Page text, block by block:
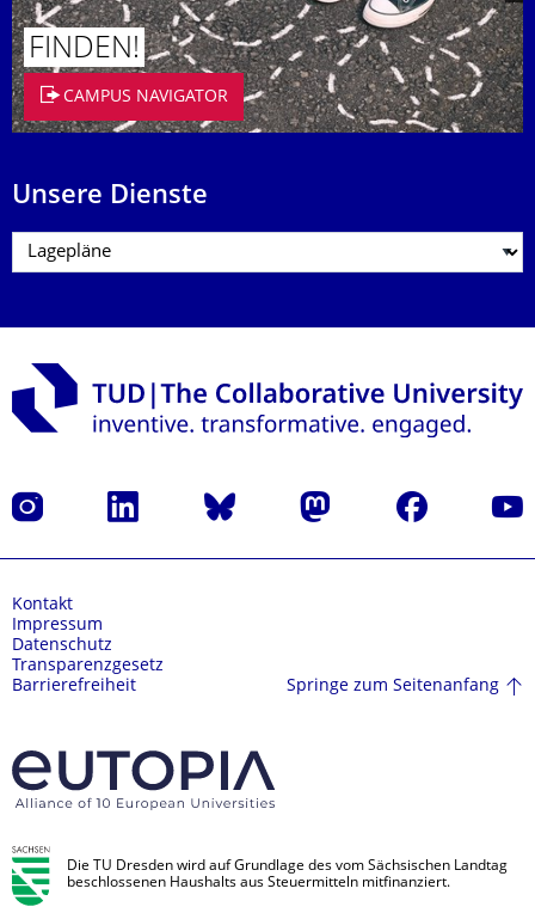
FINDEN!
CAMPUS NAVIGATOR
Unsere Dienste
Instagram LinkedIn Bluesky Mastodon Facebook
Kontakt
Impressum
Datenschutz
Transparenzgesetz
Barrierefreiheit
Springe zum Seitenanfang
Die TU Dresden wird auf Grundlage des vom Sächsischen Landtag
beschlossenen Haushalts aus Steuermitteln mitfinanziert.